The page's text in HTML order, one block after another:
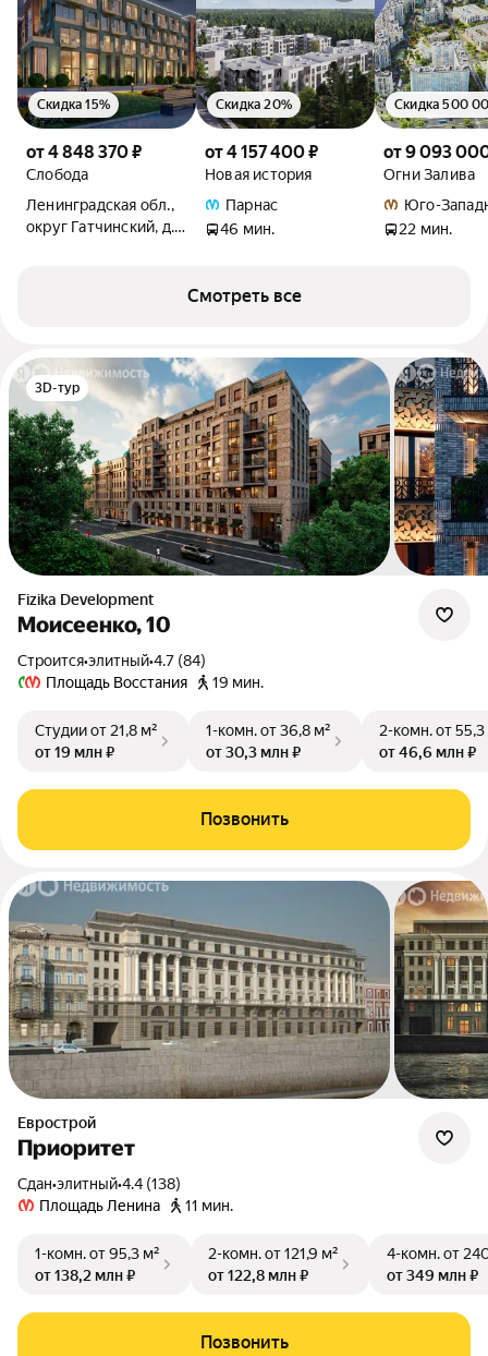
от 4 848 370 ₽
Слобода
Ленинградская обл.,
округ Гатчинский, д.
Скидка 15%
от 4 157 400 ₽
Новая история
Парнас
46 мин.
Скидка 20%
от 9 093
Огни Залива
Юго-
22 мин.
Скидка 500
Смотреть все
3D-тур
Fizika Development
Моисеенко, 10
Строится•элитный•4.7 (84)
Площадь Восстания
19 мин.
Студииот 21,8 м²
от 19 млн ₽
1-комн.от 36,8 м²
от 30,3 млн ₽
2-комн.от 55,3
от 46,6 млн ₽
Позвонить
Еврострой
Приоритет
Сдан•элитный•4.4 (138)
Площадь Ленина
11 мин.
1-комн.от 95,3 м²
от 138,2 млн ₽
2-комн.от 121,9 м²
от 122,8 млн ₽
4-комн.от
от 349 млн ₽
Позвонить